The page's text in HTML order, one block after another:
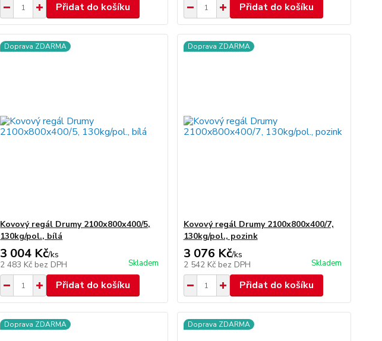
Přidat do košíku Přidat do košíku
Doprava ZDARMA
Kovový regál Drumy 2100x800x400/5,
130kg/pol., bílá
3 004 Kč/ks
2 483 Kč bez DPH Skladem
Přidat do košíku
Doprava ZDARMA
Kovový regál Drumy 2100x800x400/7,
130kg/pol., pozink
3 076 Kč/ks
2 542 Kč bez DPH Skladem
Přidat do košíku
Doprava ZDARMA Doprava ZDARMA